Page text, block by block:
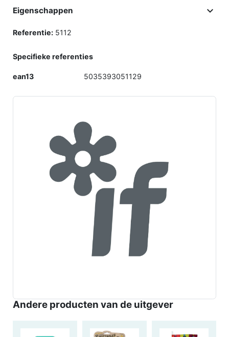
Eigenschappen 
Referentie: 5112
Specifieke referenties
ean13 5035393051129
Andere producten van de uitgever